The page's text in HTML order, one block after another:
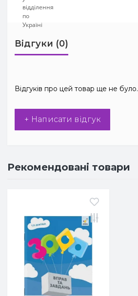
Відгуки (0)
Відгуків про цей товар ще не було.
+ Написати відгук
Рекомендовані товари